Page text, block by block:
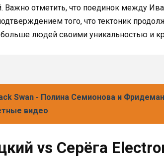
Важно отметить, что поединок между
того, что тектоник
людей своими уникальностью и
Swan - Полина Семионова и
видео
vs Серёга